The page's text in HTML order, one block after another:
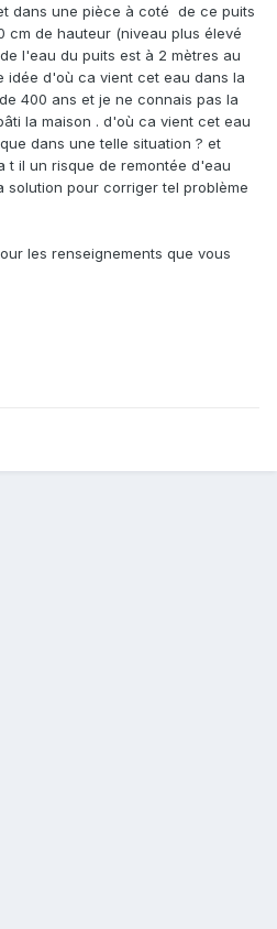
dans une pièce à coté de ce puits
cm de hauteur (niveau plus élevé
l'eau du puits est à 2 mètres au
d'où ca vient cet eau dans la
400 ans et je ne connais pas la
la maison . d'où ca vient cet eau
dans une telle situation ? et
t il un risque de remontée d'eau
solution pour corriger tel problème
les renseignements que vous